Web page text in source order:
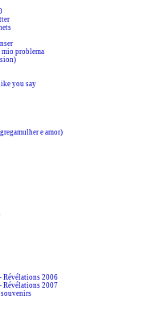
problema
you say
e amor)
Révélations 2006
Révélations 2007